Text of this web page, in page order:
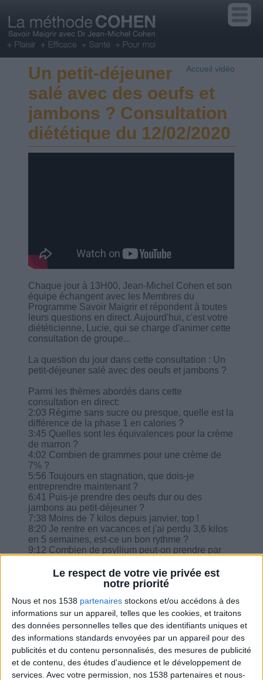
Le respect de votre vie privée est
notre priorité
Nous et nos 1538 partenaires stockons et/ou accédons à des
informations sur un appareil, telles que les cookies, et traitons
des données personnelles telles que des identifiants uniques et
des informations standards envoyées par un appareil pour des
publicités et du contenu personnalisés, des mesures de publicité
et de contenu, des études d'audience et le développement de
services. Avec votre permission, nos 1538 partenaires et nous-
Accueil vidéo
Un petit-déjeuner
salé avec des oeufs et
jambons ? Consultation
diététique du 12/02/2020
Chaque jour à 13H00, Jean-Michel Cohen et son
équipe échangent avec les Membres du
Programme Savoir Maigrir et répondent à toutes
leurs questions en direct. Aujourd'hui, c'est votre
diététicienne, Lucie, qui se charge d'animer cette
consultation de groupe...
La question du jour dans cette consultation : Un
petit-déjeuner salé avec des oeufs et jambons ?
Parmi les thèmes abordés dans cette
consultation en direct:
2:03 Régime sans sucre ou presque, quelle est la
différence de la phase 1 en calories ?
3:45 Quelles sont les équivalences pour la crème
de marron ?
4:02 Combien de grammes pour une crème de
7% ?
5:56 Toujours en stagnation, que dois-je
entreprendre maintenant ?
6:41 Puis-je prendre des oeufs dur ou des
jambons au petit-déjeuner ?
7:38 Moins de 7 kilos depuis janvier, top !
8:20 Je rentre en vacances et j'ai perdu 3,6 kilos
en 5 semaines, est-ce un bon rythme ?
9:12 Combien de psyllium peut-on prendre par
10:08 Des asperges et oeufs au plat sans
matières grasses, des flageolets, haricots et une
11:03 La sauce soja sucrée ?
Combien de kilos souhaitez-vous perdre ?